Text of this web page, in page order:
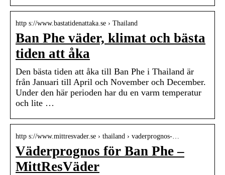
http s://www.bastatidenattaka.se › Thailand
Ban Phe väder, klimat och bästa
tiden att åka
Den bästa tiden att åka till Ban Phe i Thailand är
från Januari till April och November och December.
Under den här perioden har du en varm temperatur
och lite …
http s://www.mittresvader.se › thailand › vaderprognos-…
Väderprognos för Ban Phe –
MittResVäder